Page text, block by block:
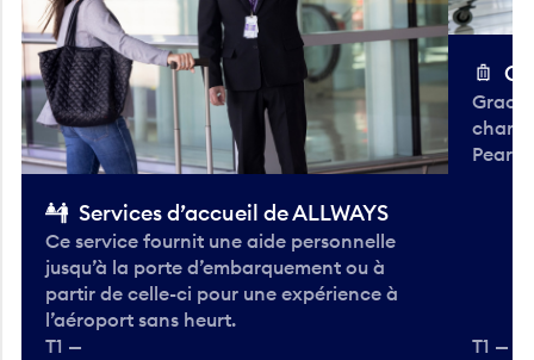
Services d’accueil de ALLWAYS
Ce service fournit une aide personnelle
jusqu’à la porte d’embarquement ou à
partir de celle-ci pour une expérience à
l’aéroport sans heurt.
T1 —
T1 —